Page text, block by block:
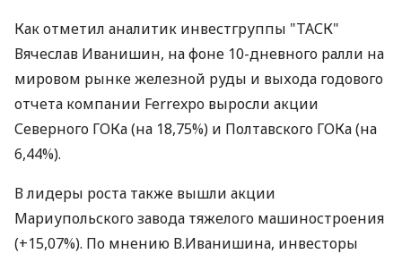
Как отметил аналитик инвестгруппы "ТАСК"
Вячеслав Иванишин, на фоне 10-дневного ралли на
мировом рынке железной руды и выхода годового
отчета компании Ferrexpo выросли акции
Северного ГОКа (на 18,75%) и Полтавского ГОКа (на
6,44%).
В лидеры роста также вышли акции
Мариупольского завода тяжелого машиностроения
(+15,07%). По мнению В.Иванишина, инвесторы